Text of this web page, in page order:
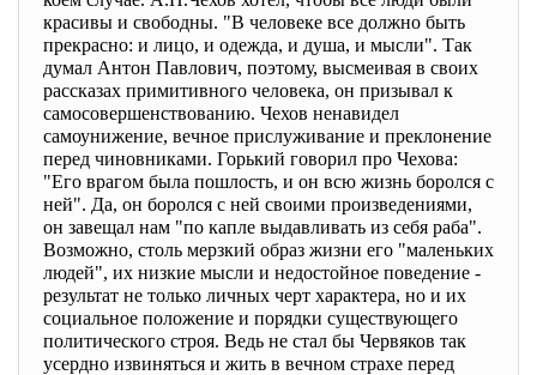
красивы и свободны. "В человеке все должно быть
прекрасно: и лицо, и одежда, и душа, и мысли". Так
думал Антон Павлович, поэтому, высмеивая в своих
рассказах примитивного человека, он призывал к
самосовершенствованию. Чехов ненавидел
самоунижение, вечное прислуживание и преклонение
перед чиновниками. Горький говорил про Чехова:
"Его врагом была пошлость, и он всю жизнь боролся с
ней". Да, он боролся с ней своими произведениями,
он завещал нам "по капле выдавливать из себя раба".
Возможно, столь мерзкий образ жизни его "маленьких
людей", их низкие мысли и недостойное поведение -
результат не только личных черт характера, но и их
социальное положение и порядки существующего
политического строя. Ведь не стал бы Червяков так
усердно извиняться и жить в вечном страхе перед